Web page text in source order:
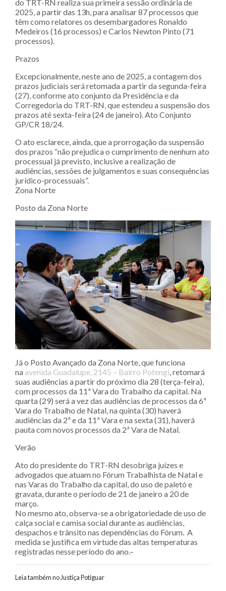
do TRT-RN realiza sua primeira sessão ordinária de
2025, a partir das 13h, para analisar 87 processos que
têm como relatores os desembargadores Ronaldo
Medeiros (16 processos) e Carlos Newton Pinto (71
processos).
Prazos
Excepcionalmente, neste ano de 2025, a contagem dos
prazos judiciais será retomada a partir da segunda-feira
(27), conforme ato conjunto da Presidência e da
Corregedoria do TRT-RN, que estendeu a suspensão dos
prazos até sexta-feira (24 de janeiro). Ato Conjunto
GP/CR 18/24.
O ato esclarece, ainda, que a prorrogação da suspensão
dos prazos “não prejudica o cumprimento de nenhum ato
processual já previsto, inclusive a realização de
audiências, sessões de julgamentos e suas consequências
jurídico-processuais”.
Zona Norte
Posto da Zona Norte
Já o Posto Avançado da Zona Norte, que funciona
na avenida Guadalupe, 2145 – Bairro Potengi, retomará
suas audiências a partir do próximo dia 28 (terça-feira),
com processos da 11ª Vara do Trabalho da capital. Na
quarta (29) será a vez das audiências de processos da 6ª
Vara do Trabalho de Natal, na quinta (30) haverá
audiências da 2ª e da 11ª Vara e na sexta (31), haverá
pauta com novos processos da 2ª Vara de Natal.
Verão
Ato do presidente do TRT-RN desobriga juízes e
advogados que atuam no Fórum Trabalhista de Natal e
nas Varas do Trabalho da capital, do uso de paletó e
gravata, durante o período de 21 de janeiro a 20 de
março.
No mesmo ato, observa-se a obrigatoriedade de uso de
calça social e camisa social durante as audiências,
despachos e trânsito nas dependências do Fórum. A
medida se justifica em virtude das altas temperaturas
registradas nesse período do ano.–
Leia também no Justiça Potiguar